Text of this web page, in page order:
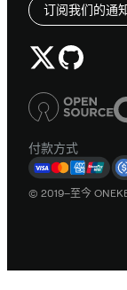
订阅我们的通
付款方式
© 2019–至今